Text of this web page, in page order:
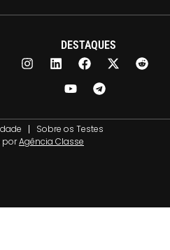
DESTAQUES
Sobre os Testes
porAgência Classe